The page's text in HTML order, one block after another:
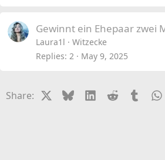
Gewinnt ein Ehepaar zwei
Laura1l
Witzecke
Replies 2 May 9, 2025
Share: BlueskyLinkedIn
Reddit Tumblr